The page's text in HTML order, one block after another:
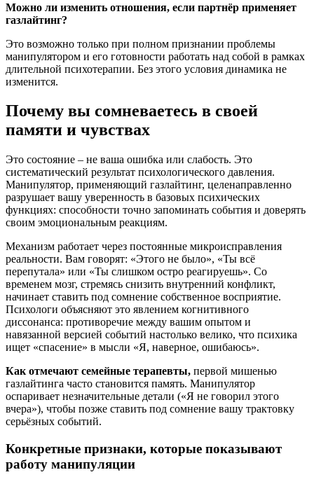
Можно ли изменить отношения, если партнёр применяет
газлайтинг?
Это возможно только при полном признании проблемы
манипулятором и его готовности работать над собой в рамках
длительной психотерапии. Без этого условия динамика не
изменится.
Почему вы сомневаетесь в своей
памяти и чувствах
Это состояние – не ваша ошибка или слабость. Это
систематический результат психологического давления.
Манипулятор, применяющий газлайтинг, целенаправленно
разрушает вашу уверенность в базовых психических
функциях: способности точно запоминать события и доверять
своим эмоциональным реакциям.
Механизм работает через постоянные микроисправления
реальности. Вам говорят: «Этого не было», «Ты всё
перепутала» или «Ты слишком остро реагируешь». Со
временем мозг, стремясь снизить внутренний конфликт,
начинает ставить под сомнение собственное восприятие.
Психологи объясняют это явлением когнитивного
диссонанса: противоречие между вашим опытом и
навязанной версией событий настолько велико, что психика
ищет «спасение» в мысли «Я, наверное, ошибаюсь».
Как отмечают семейные терапевты, первой мишенью
газлайтинга часто становится память. Манипулятор
оспаривает незначительные детали («Я не говорил этого
вчера»), чтобы позже ставить под сомнение вашу трактовку
серьёзных событий.
Конкретные признаки, которые показывают
работу манипуляции